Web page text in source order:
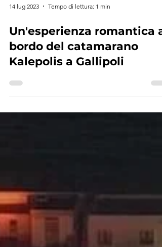
14 lug 2023 Tempo di lettura: 1 min
Un'esperienza romantica a
bordo del catamarano
Kalepolis a Gallipoli